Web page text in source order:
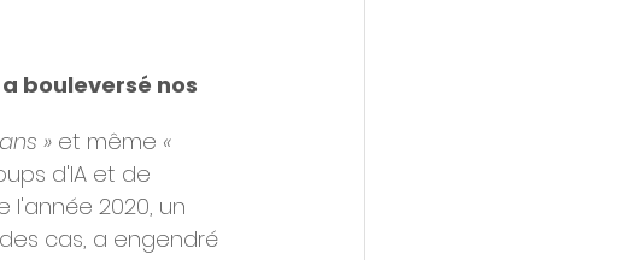
bouleversé nos
» et même «
d'IA et de
l'année 2020, un
cas, a engendré